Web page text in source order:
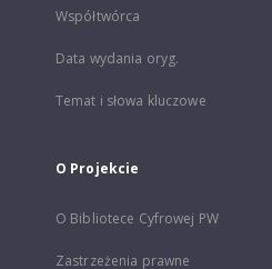
Współtwórca
Data wydania oryg.
Temat i słowa kluczowe
O Projekcie
O Bibliotece Cyfrowej PW
Zastrzeżenia prawne